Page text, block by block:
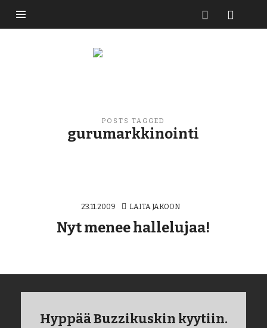
Buzzikuski
POSTS TAGGED
gurumarkkinointi
23.11.2009 LAITA JAKOON
Nyt menee hallelujaa!
Hyppää Buzzikuskin kyytiin.